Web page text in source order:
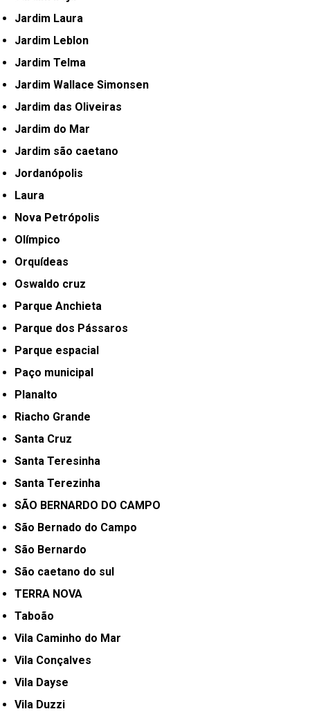
Jardim Laura
Jardim Leblon
Jardim Telma
Jardim Wallace Simonsen
Jardim das Oliveiras
Jardim do Mar
Jardim são caetano
Jordanópolis
Laura
Nova Petrópolis
Olímpico
Orquídeas
Oswaldo cruz
Parque Anchieta
Parque dos Pássaros
Parque espacial
Paço municipal
Planalto
Riacho Grande
Santa Cruz
Santa Teresinha
Santa Terezinha
SÃO BERNARDO DO CAMPO
São Bernado do Campo
São Bernardo
São caetano do sul
TERRA NOVA
Taboão
Vila Caminho do Mar
Vila Conçalves
Vila Dayse
Vila Duzzi